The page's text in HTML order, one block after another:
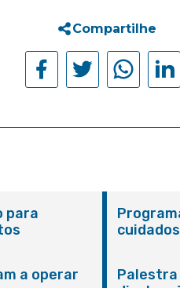
Compartilhe
para
a operar